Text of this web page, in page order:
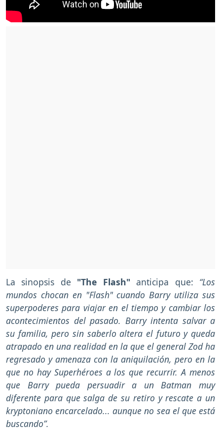
La sinopsis de "The Flash"anticipa que: “Los
mundos chocan en "Flash" cuando Barry utiliza sus
superpoderes para viajar en el tiempo y cambiar los
acontecimientos del pasado. Barry intenta salvar a
su familia, pero sin saberlo altera el futuro y queda
atrapado en una realidad en la que el general Zod ha
regresado y amenaza con la aniquilación, pero en la
que no hay Superhéroes a los que recurrir. A menos
que Barry pueda persuadir a un Batman muy
diferente para que salga de su retiro y rescate a un
kryptoniano encarcelado... aunque no sea el que está
buscando”.